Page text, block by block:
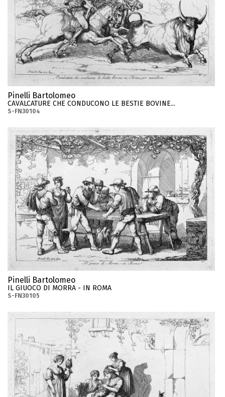
Pinelli Bartolomeo
CAVALCATURE CHE CONDUCONO LE BESTIE BOVINE...
S-FN30104
Pinelli Bartolomeo
IL GIUOCO DI MORRA - IN ROMA
S-FN30105